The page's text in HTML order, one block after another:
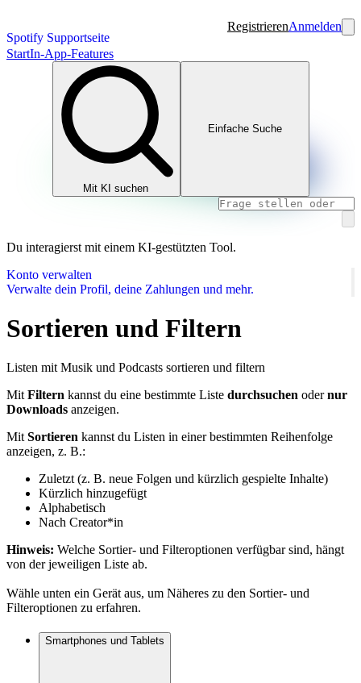
Spotify Supportseite
RegistrierenAnmelden
StartIn-App-Features
Mit KI suchen
Einfache Suche
Du interagierst mit einem KI-gestützten Tool.
Konto verwalten
Verwalte dein Profil, deine Zahlungen und mehr.
Sortieren und Filtern
Listen mit Musik und Podcasts sortieren und filtern
Mit Filtern kannst du eine bestimmte Liste durchsuchen odernur
Downloads anzeigen.
Mit Sortieren kannst du Listen in einer bestimmten Reihenfolge
anzeigen, z. B.:
Zuletzt (z. B. neue Folgen und kürzlich gespielte Inhalte)
Kürzlich hinzugefügt
Alphabetisch
Nach Creator*in
Hinweis: Welche Sortier- und Filteroptionen verfügbar sind, hängt
von der jeweiligen Liste ab.
Wähle unten ein Gerät aus, um Näheres zu den Sortier- und
Filteroptionen zu erfahren.
Smartphones und Tablets